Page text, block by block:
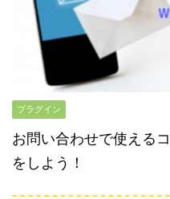
プラグイン
お問い合わせで使える
をしよう！